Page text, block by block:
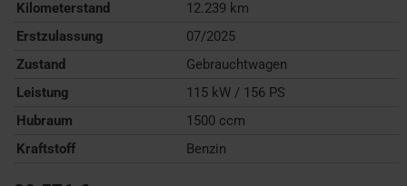
Kilometerstand
12.239 km
Erstzulassung
07/2025
Zustand
Gebrauchtwagen
Leistung
115 kW / 156 PS
Hubraum
1500 ccm
Kraftstoff
Benzin